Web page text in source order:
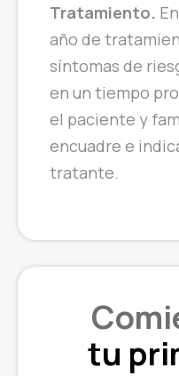
Tratamiento.
año de
síntomas de
en un tiempo
el paciente y
encuadre e
tratante.
tu